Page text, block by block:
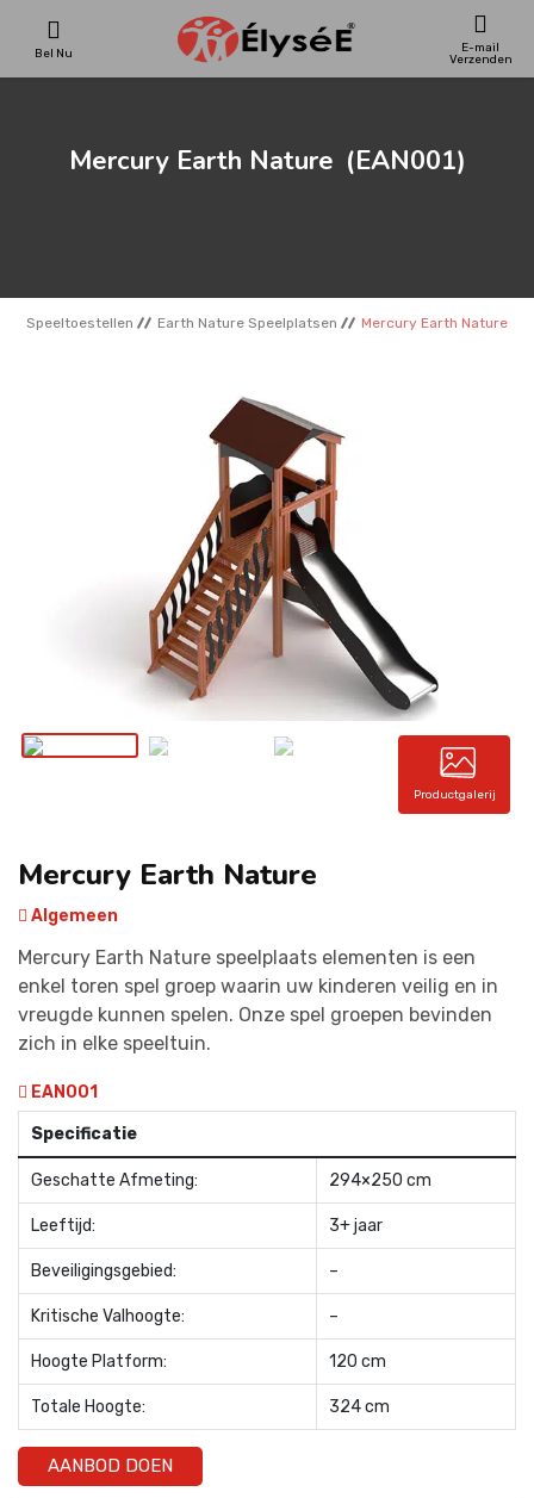
Bel Nu
E-mail
Verzenden
STADSMEUBILAIRS
Mercury Earth Nature (EAN001)
Speeltoestellen Earth Nature Speelplatsen Mercury Earth Nature
Productgalerij
Mercury Earth Nature
Algemeen
Mercury Earth Nature speelplaats elementen is een
enkel toren spel groep waarin uw kinderen veilig en in
vreugde kunnen spelen. Onze spel groepen bevinden
zich in elke speeltuin.
EAN001
Specificatie
Geschatte Afmeting: 294×250 cm
Leeftijd: 3+ jaar
Beveiligingsgebied: –
Kritische Valhoogte: –
Hoogte Platform: 120 cm
Totale Hoogte: 324 cm
AANBOD DOEN